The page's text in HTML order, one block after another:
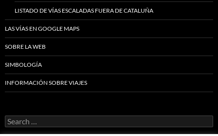
LISTADO DE VÍAS ESCALADAS FUERA DE CATALUÑA
LAS VÍAS EN GOOGLE MAPS
SOBRE LA WEB
SIMBOLOGÍA
INFORMACIÓN SOBRE VIAJES
Search
for: